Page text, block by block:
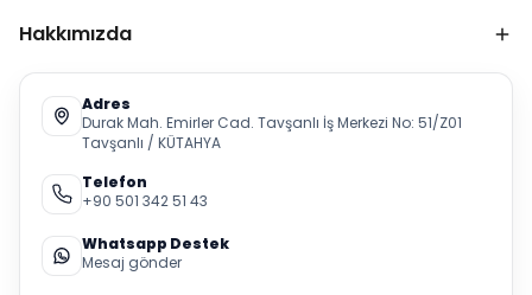
Hakkımızda
Adres
Durak Mah. Emirler Cad. Tavşanlı İş Merkezi No: 51/Z01
Tavşanlı / KÜTAHYA
Telefon
+90 501 342 51 43
Whatsapp Destek
Mesaj gönder